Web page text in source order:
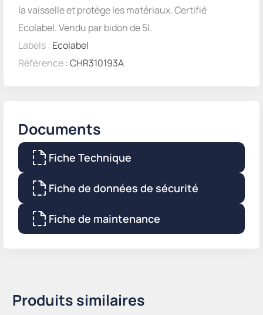
la vaisselle et protège les matériaux. Certifié
Ecolabel. Vendu par bidon de 5l.
Labels : Ecolabel
Référence : CHR310193A
Documents
Fiche Technique
Fiche de données de sécurité
Fiche de maintenance
Produits similaires